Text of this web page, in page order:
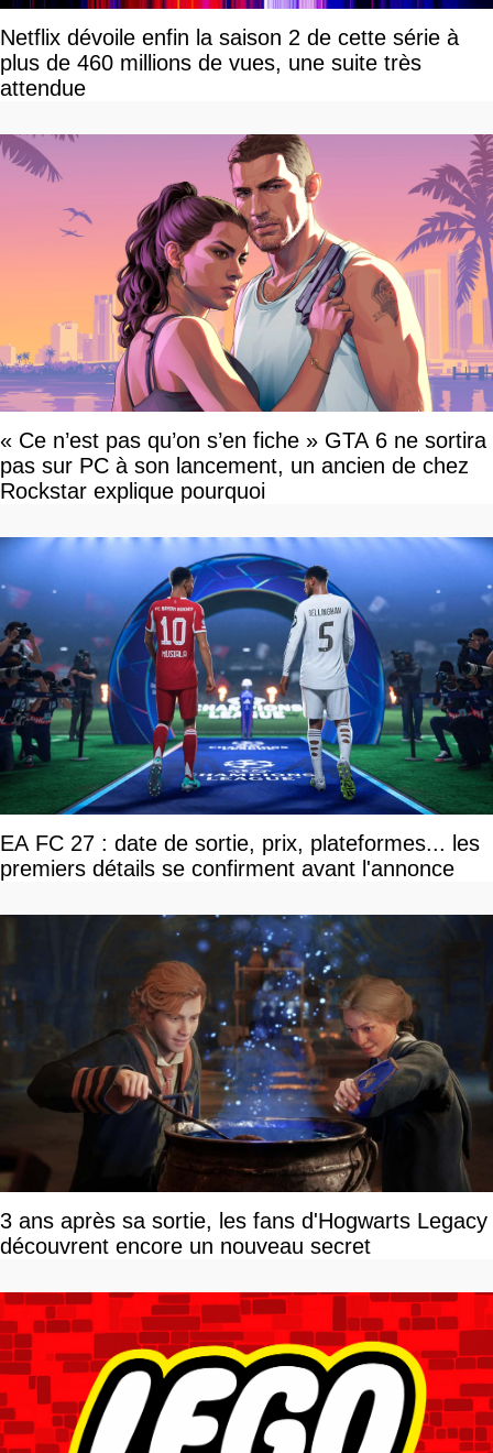
Netflix dévoile enfin la saison 2 de cette série à
plus de 460 millions de vues, une suite très
attendue
« Ce n’est pas qu’on s’en fiche » GTA 6 ne sortira
pas sur PC à son lancement, un ancien de chez
Rockstar explique pourquoi
EA FC 27 : date de sortie, prix, plateformes... les
premiers détails se confirment avant l'annonce
3 ans après sa sortie, les fans d'Hogwarts Legacy
découvrent encore un nouveau secret